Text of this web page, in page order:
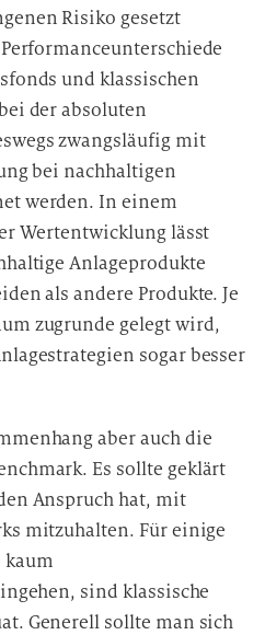
Risiko gesetzt
und klassischen
der absoluten
zwangsläufig mit
bei nachhaltigen
werden. In einem
Wertentwicklung lässt
Anlageprodukte
als andere Produkte. Je
zugrunde gelegt wird,
sogar besser
aber auch die
Es sollte geklärt
Anspruch hat, mit
mitzuhalten. Für einige
kaum
sind klassische
Generell sollte man sich